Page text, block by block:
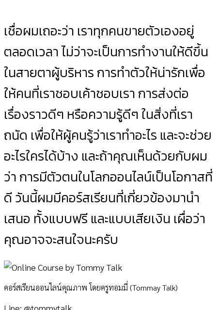
เชื่อผมเถอะว่า เราทุกคนขายตัวเองอยู่
ตลอดเวลา ไม่ว่าจะเป็นการทำงานให้ดีขึ้น
ในสายตาผู้บริหาร การทำตัวให้น่ารักเพื่อ
ให้คนที่เราชอบเค้าชอบเรา การส่งต่อ
เรื่องราวดีๆ หรือความรู้ดีๆ ในสิ่งที่เรา
ถนัด เพื่อให้ผู้คนรู้ว่าเราทำอะไร และจะช่วย
อะไรใครได้บ้าง และถ้าคุณเห็นด้วยกับผม
ว่า การมีตัวตนในโลกออนไลน์เป็นโอกาสที่
ดี วันนี้ผมมีคอร์สเรียนที่เกี่ยวข้องมานำ
เสนอ ทั้งแบบฟรี และแบบเสียเงิน เผื่อว่า
คุณอาจจะสนใจนะครับ
คอร์สเรียนออนไลน์คุณภาพ โดยครูทอมมี่ (Tommay Talk)